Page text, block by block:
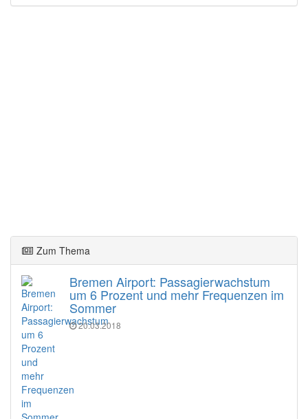
Zum Thema
Bremen Airport: Passagierwachstum
um 6 Prozent und mehr Frequenzen im
Sommer
20.03.2018